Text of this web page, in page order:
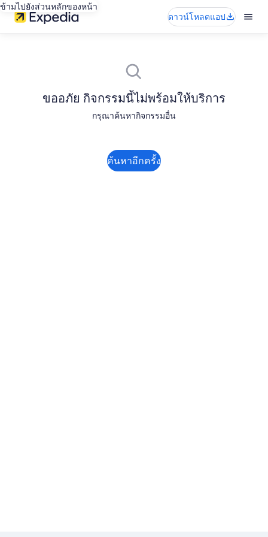
ข้ามไปยังส่วนหลักของหน้า
ดาวน์โหลดแอป
ขออภัย กิจกรรมนี้ไม่พร้อมให้บริการ
กรุณาค้นหากิจกรรมอื่น
ค้นหาอีกครั้ง